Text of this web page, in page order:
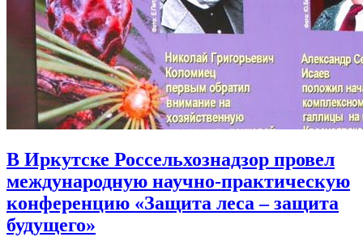
В Иркутске Россельхознадзор провел
международную научно-практическую
конференцию «Защита леса – защита
будущего»